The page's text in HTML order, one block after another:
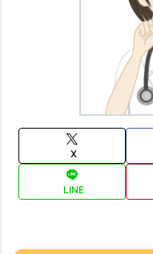
X
LINE